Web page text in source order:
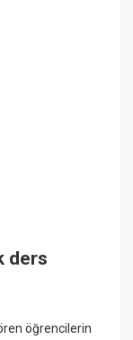
ders
öğrencilerin